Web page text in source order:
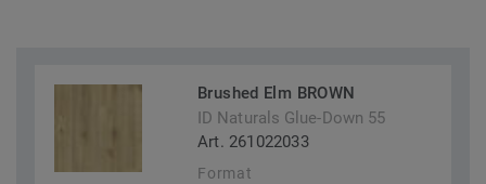
Brushed Elm BROWN
ID Naturals Glue-Down 55
Art. 261022033
Format